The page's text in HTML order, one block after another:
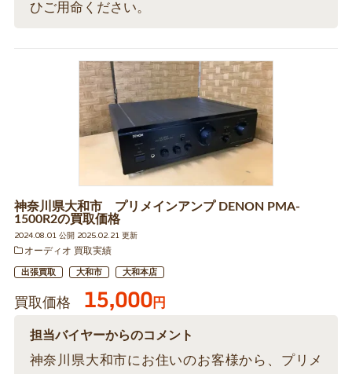
ひご用命ください。
神奈川県大和市 プリメインアンプ DENON PMA-
1500R2の買取価格
2024.08.01 公開 2025.02.21 更新
オーディオ 買取実績
出張買取 大和市 大和本店
買取価格 15,000円
担当バイヤーからのコメント
神奈川県大和市にお住いのお客様から、プリメ